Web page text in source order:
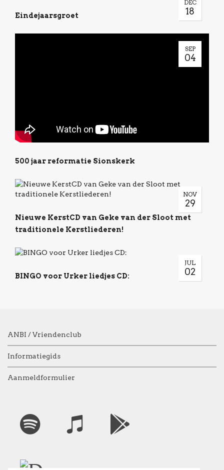
DEC
18
Eindejaarsgroet
SEP
04
500 jaar reformatie Sionskerk
NOV
29
Nieuwe KerstCD van Geke van der Sloot met
traditionele Kerstliederen!
JUL
02
BINGO voor Urker liedjes CD:
ANBI / Vriendenclub
Informatiegids
Aanmeldformulier